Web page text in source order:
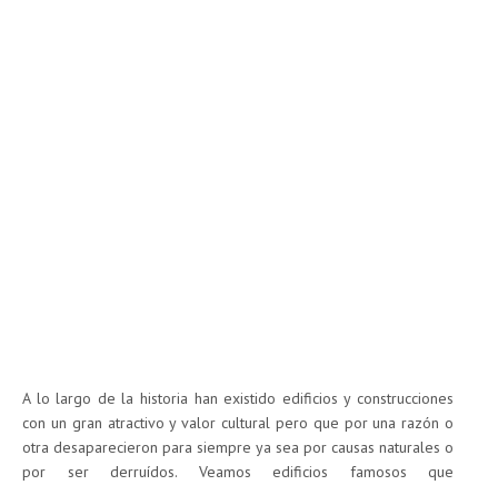
A lo largo de la historia han existido edificios y construcciones
con un gran atractivo y valor cultural pero que por una razón o
otra desaparecieron para siempre ya sea por causas naturales o
por ser derruídos. Veamos edificios famosos que